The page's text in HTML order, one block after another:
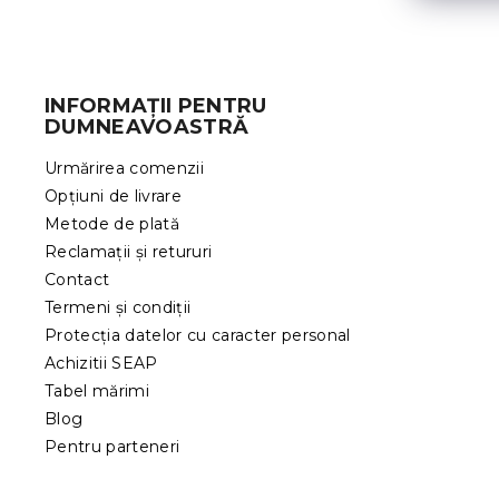
INFORMAȚII PENTRU
DUMNEAVOASTRĂ
Urmărirea comenzii
Opțiuni de livrare
Metode de plată
Reclamații și retururi
Contact
Termeni și condiții
Protecția datelor cu caracter personal
Achizitii SEAP
Tabel mărimi
Blog
Pentru parteneri